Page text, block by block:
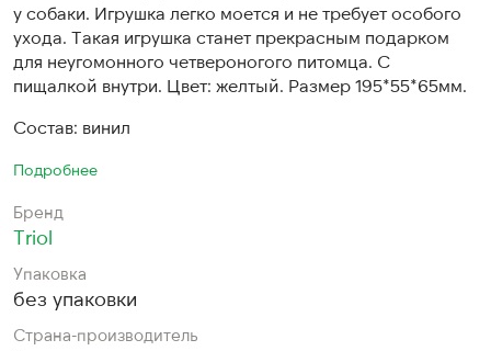
у собаки. Игрушка легко моется и не требует особого
ухода. Такая игрушка станет прекрасным подарком
для неугомонного четвероногого питомца. С
пищалкой внутри. Цвет: желтый. Размер 195*55*65мм.
Состав: винил
Подробнее
Бренд
Triol
Упаковка
без упаковки
Страна-производитель